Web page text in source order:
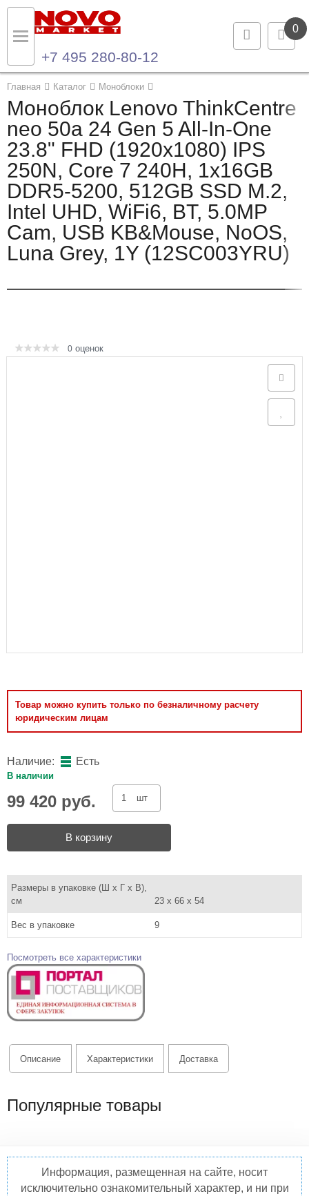
0
+7 495 280-80-12
Главная Каталог Моноблоки
Моноблок Lenovo ThinkCentre
neo 50a 24 Gen 5 All-In-One
23.8" FHD (1920x1080) IPS
250N, Core 7 240H, 1x16GB
DDR5-5200, 512GB SSD M.2,
Intel UHD, WiFi6, BT, 5.0MP
Cam, USB KB&Mouse, NoOS,
Luna Grey, 1Y (12SC003YRU)
Товар можно купить только по безналичному расчету
юридическим лицам
0 оценок
Наличие: Есть
В наличии
99 420 руб. шт
В корзину
Размеры в упаковке (Ш x Г x В),
см
23 x 66 x 54
Вес в упаковке 9
Посмотреть все характеристики
Описание Характеристики Доставка
Популярные товары
Информация, размещенная на сайте, носит
исключительно ознакомительный характер, и ни при
Назад
Каталог продукции
Ноутбуки и ультрабуки
Компьютеры
Моноблоки
Серверы и СХД
Назад
Контакты
Контактная информация